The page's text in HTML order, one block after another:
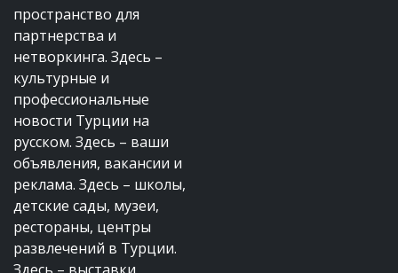
пространство для
партнерства и
нетворкинга. Здесь –
культурные и
профессиональные
новости Турции на
русском. Здесь – ваши
объявления, вакансии и
реклама. Здесь – школы,
детские сады, музеи,
рестораны, центры
развлечений в Турции.